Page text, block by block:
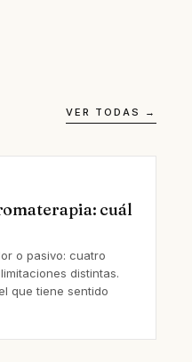
VER TODAS →
cuál
o pasivo: cuatro
distintas.
que tiene sentido